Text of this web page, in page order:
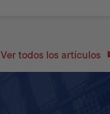
Ver todos los artículos